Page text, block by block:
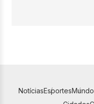
NotíciasEsportesMundo